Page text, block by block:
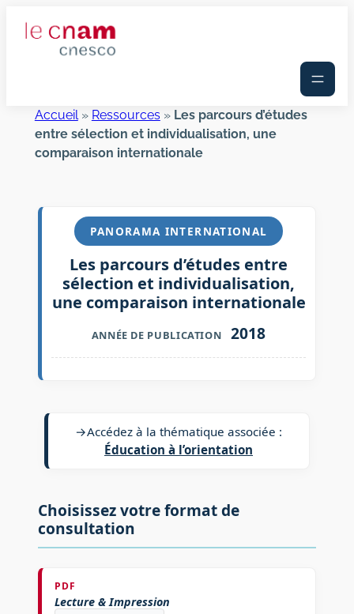
Accueil» Ressources» Les parcours d’études
entre sélection et individualisation, une
comparaison internationale
PANORAMA INTERNATIONAL
Les parcours d’études entre
sélection et individualisation,
une comparaison internationale
ANNÉE DE PUBLICATION 2018
→Accédez à la thématique associée :
Éducation à l’orientation
Choisissez votre format de
consultation
PDF
Lecture & Impression